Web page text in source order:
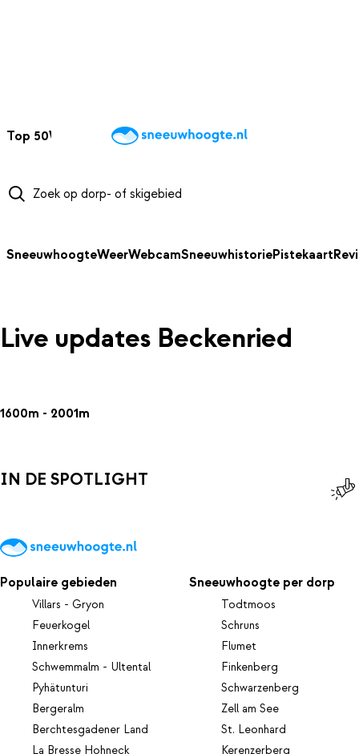
Top 50Webcams WintersportweerKaarten
SneeuwhoogteWeerWebcamSneeuwhistoriePistekaart
Live updates Beckenried
1600m - 2001m
IN DE SPOTLIGHT
Populaire gebieden
Villars - Gryon
Feuerkogel
Innerkrems
Schwemmalm - Ultental
Pyhätunturi
Bergeralm
Berchtesgadener Land
La Bresse Hohneck
Sneeuwhoogte per dorp
Todtmoos
Schruns
Flumet
Finkenberg
Schwarzenberg
Zell am See
St. Leonhard
Kerenzerberg